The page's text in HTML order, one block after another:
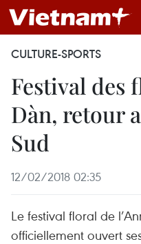
CULTURE-SPORTS
Festival des
Dàn, retour
Sud
12/02/2018 02:35
Le festival floral de
officiellement ouvert